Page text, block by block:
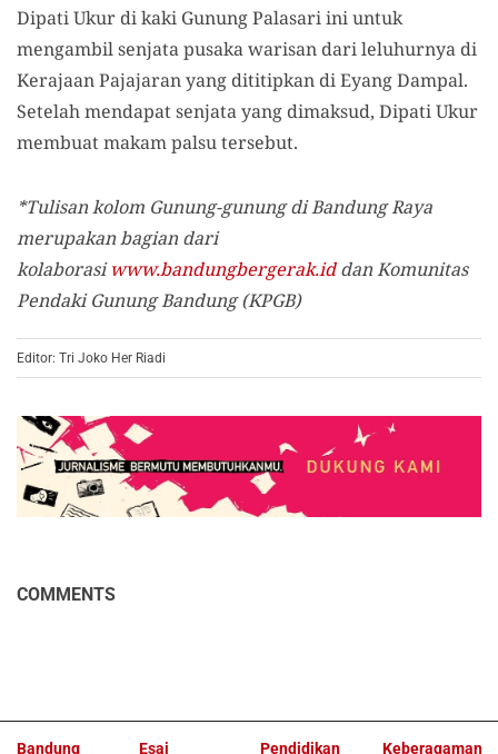
Dipati Ukur di kaki Gunung Palasari ini untuk
mengambil senjata pusaka warisan dari leluhurnya di
Kerajaan Pajajaran yang dititipkan di Eyang Dampal.
Setelah mendapat senjata yang dimaksud, Dipati Ukur
membuat makam palsu tersebut.
*Tulisan kolom Gunung-gunung di Bandung Raya
merupakan bagian dari
kolaborasi www.bandungbergerak.iddan Komunitas
Pendaki Gunung Bandung (KPGB)
Editor: Tri Joko Her Riadi
COMMENTS
Bandung Esai Pendidikan Keberagaman